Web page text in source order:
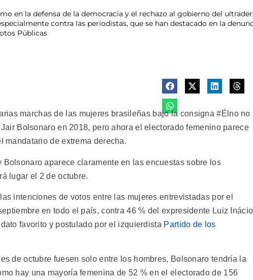
en la defensa de la democracia y el rechazo al gobierno del
contra las periodistas, que se han destacado en la
Públicas
marchas de las mujeres brasileñas bajo la consigna #Élno no
Bolsonaro en 2018, pero ahora el electorado femenino parece
de extrema derecha.
Bolsonaro aparece claramente en las encuestas sobre los
lugar el 2 de octubre.
intenciones de votos entre las mujeres entrevistadas por el
en todo el país, contra 46 % del expresidente Luiz Inácio
favorito y postulado por el izquierdista Partido de los
de octubre fuesen solo entre los hombres, Bolsonaro tendría la
hay una mayoría femenina de 52 % en el electorado de 156